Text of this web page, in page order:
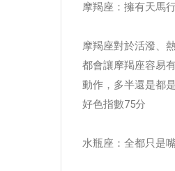
摩羯座：擁有天馬
摩羯座對於活潑、
都會讓摩羯座容易
動作，多半還是都
好色指數75分
水瓶座：全都只是